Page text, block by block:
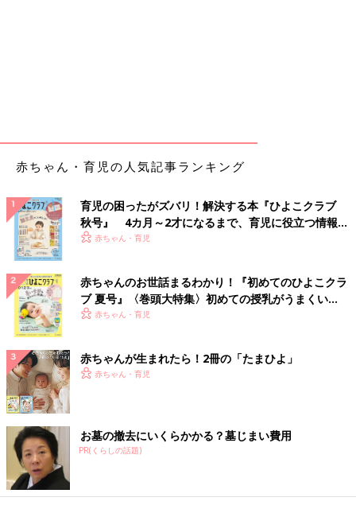
赤ちゃん・育児の人気記事ランキング
育児の困ったがズバリ！解決する本『ひよこクラブ
秋号』 4カ月～2才になるまで、育児に役立つ情報が
いっぱい！
赤ちゃん・育児
赤ちゃんのお世話まるわかり！『初めてのひよこクラ
ブ 夏号』〈巻頭大特集〉初めての授乳がうまくい
く！ おっぱい・ミルクの基本と夏のトラブル 解決テ
赤ちゃん・育児
赤ちゃんが生まれたら！2冊の「たまひよ」
赤ちゃん・育児
お墓の撤去にいくらかかる？墓じまい費用
PR(くらしの話題)